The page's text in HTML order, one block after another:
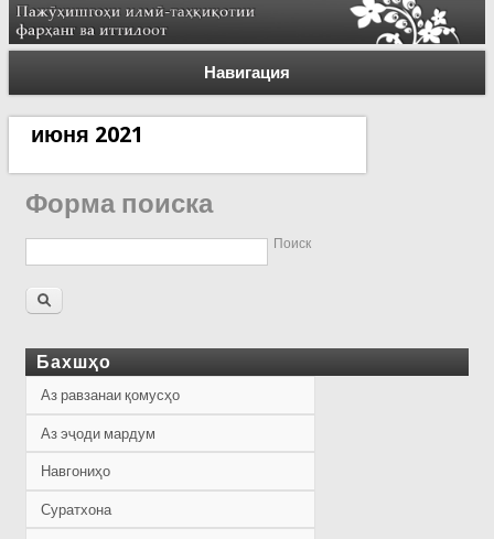
Навигация
июня 2021
Форма поиска
Поиск
Бахшҳо
Аз равзанаи қомусҳо
Аз эҷоди мардум
Навгониҳо
Суратхона